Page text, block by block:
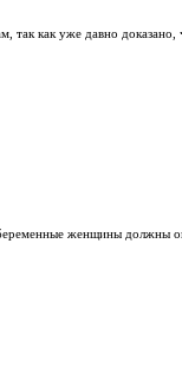
так как уже давно
женщины должны